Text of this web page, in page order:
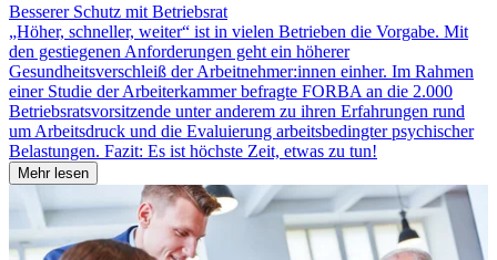
Besserer Schutz mit Betriebsrat
„Höher, schneller, weiter“ ist in vielen Betrieben die Vorgabe. Mit
den gestiegenen Anforderungen geht ein höherer
Gesundheitsverschleiß der Arbeitnehmer:innen einher. Im Rahmen
einer Studie der Arbeiterkammer befragte FORBA an die 2.000
Betriebsratsvorsitzende unter anderem zu ihren Erfahrungen rund
um Arbeitsdruck und die Evaluierung arbeitsbedingter psychischer
Belastungen. Fazit: Es ist höchste Zeit, etwas zu tun!
Mehr lesen